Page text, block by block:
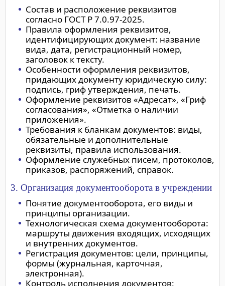
Состав и расположение реквизитов
согласно ГОСТ Р 7.0.97-2025.
Правила оформления реквизитов,
идентифицирующих документ: название
вида, дата, регистрационный номер,
заголовок к тексту.
Особенности оформления реквизитов,
придающих документу юридическую силу:
подпись, гриф утверждения, печать.
Оформление реквизитов «Адресат», «Гриф
согласования», «Отметка о наличии
приложения».
Требования к бланкам документов: виды,
обязательные и дополнительные
реквизиты, правила использования.
Оформление служебных писем, протоколов,
приказов, распоряжений, справок.
3. Организация документооборота в учреждении
Понятие документооборота, его виды и
принципы организации.
Технологическая схема документооборота:
маршруты движения входящих, исходящих
и внутренних документов.
Регистрация документов: цели, принципы,
формы (журнальная, карточная,
электронная).
Контроль исполнения документов: